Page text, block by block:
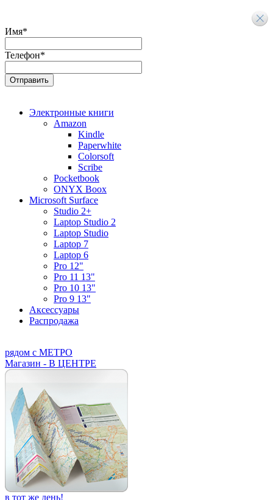
Имя*
Телефон*
Электронные книги
Amazon
Kindle
Paperwhite
Colorsoft
Scribe
Pocketbook
ONYX Boox
Microsoft Surface
Studio 2+
Laptop Studio 2
Laptop Studio
Laptop 7
Laptop 6
Pro 12"
Pro 11 13"
Pro 10 13"
Pro 9 13"
Аксессуары
Распродажа
рядом с МЕТРО
Магазин - В ЦЕНТРЕ
в тот же день!